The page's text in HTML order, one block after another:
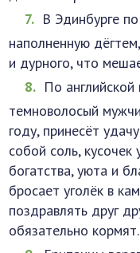
В Эдинбурге
наполненную
и дурного, что
По английской
темноволосый
году, принесёт
собой соль,
богатства, уюта и
бросает уголёк в
поздравлять друг
обязательно кормят.